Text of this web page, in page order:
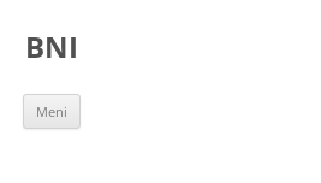
BNI
Meni